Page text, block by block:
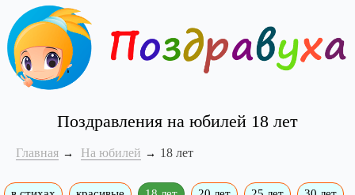
Поздравления на юбилей 18 лет
Главная На юбилей 18 лет